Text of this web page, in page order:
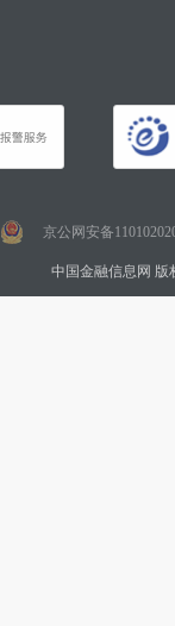
京公网安备
中国金融信息网 版